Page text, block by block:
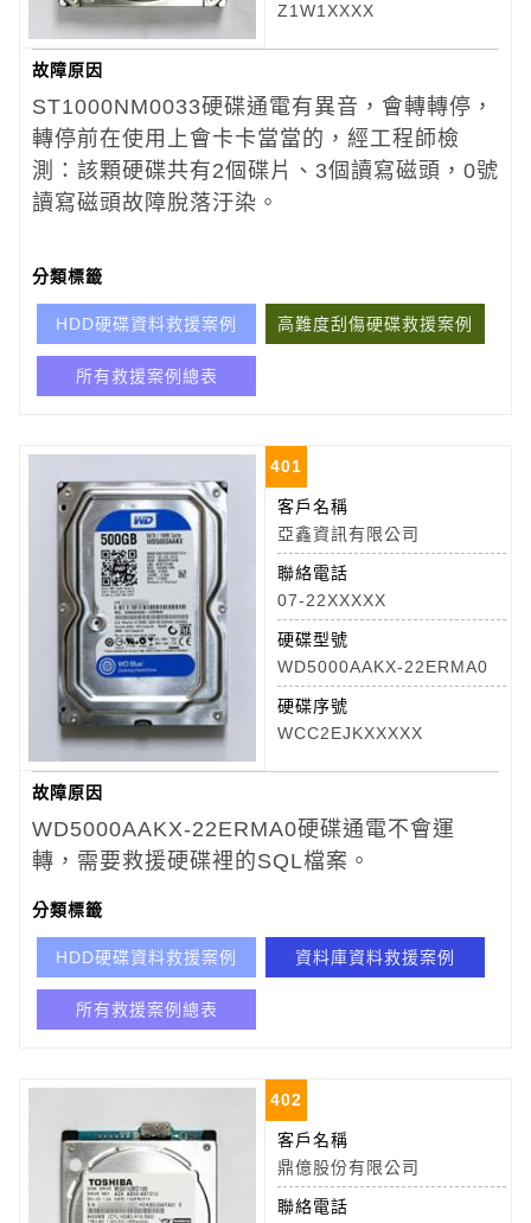
Z1W1XXXX
故障原因
ST1000NM0033硬碟通電有異音，會轉轉停，
轉停前在使用上會卡卡當當的，經工程師檢
測：該顆硬碟共有2個碟片、3個讀寫磁頭，0號
讀寫磁頭故障脫落汙染。
分類標籤
HDD硬碟資料救援案例 高難度刮傷硬碟救援案例
所有救援案例總表
401
客戶名稱
亞鑫資訊有限公司
聯絡電話
07-22XXXXX
硬碟型號
WD5000AAKX-22ERMA0
硬碟序號
WCC2EJKXXXXX
故障原因
WD5000AAKX-22ERMA0硬碟通電不會運
轉，需要救援硬碟裡的SQL檔案。
分類標籤
HDD硬碟資料救援案例 資料庫資料救援案例
所有救援案例總表
402
客戶名稱
鼎億股份有限公司
聯絡電話